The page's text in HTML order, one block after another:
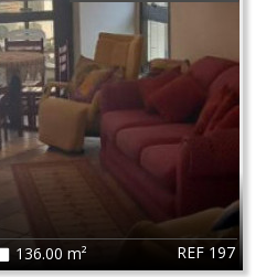
REF 197
136.00 m²